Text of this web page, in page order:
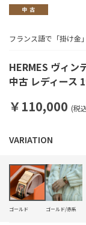
HERMES ヴィン
中古 レディース
フランス語で「掛け金
￥110,000 (税
ゴールド ゴールド/赤系